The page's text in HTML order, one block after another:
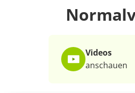
Videos
anschauen